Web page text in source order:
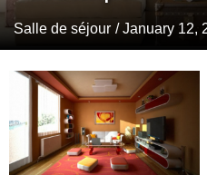
Salle de séjour / January 12,